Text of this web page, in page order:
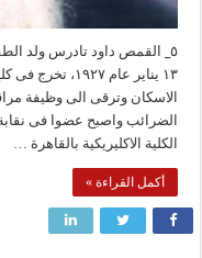
٥_ القمص داود تادرس ولد
١٣ يناير عام
الاسكان وترقى الى وظيفة
الضرائب واصبح عضوا فى
الكلية الاكليريكية بالقاهرة …
أكمل القراءة »